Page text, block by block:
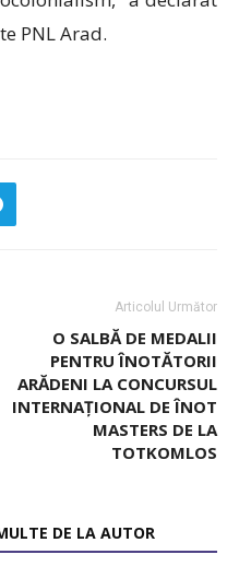
PNL Arad.
Articolul Următor
O SALBĂ DE MEDALII
PENTRU ÎNOTĂTORII
ARĂDENI LA CONCURSUL
INTERNAȚIONAL DE ÎNOT
MASTERS DE LA
TOTKOMLOS
DE LA AUTOR